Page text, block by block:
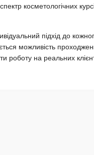
косметологічних
підхід до
можливість
роботу на реальних